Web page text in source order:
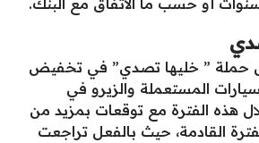
أو حسب ما الاتفاق مع البنك.
حملة ” خليها تصدي” في تخفيض
المستعملة والزيرو في
هذه الفترة مع توقعات بمزيد من
القادمة، حيث بالفعل تراجعت